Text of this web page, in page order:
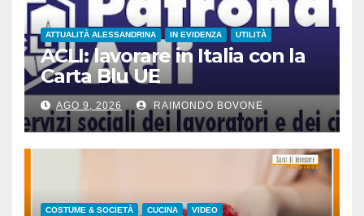
ATTUALITÀ ALESSANDRINA IN EVIDENZA UTILITÀ
ACLI: lavorare in Italia con la
Carta Blu UE
AGO 9, 2026 RAIMONDO BOVONE
COSTUME & SOCIETÀ CUCINA VIDEO